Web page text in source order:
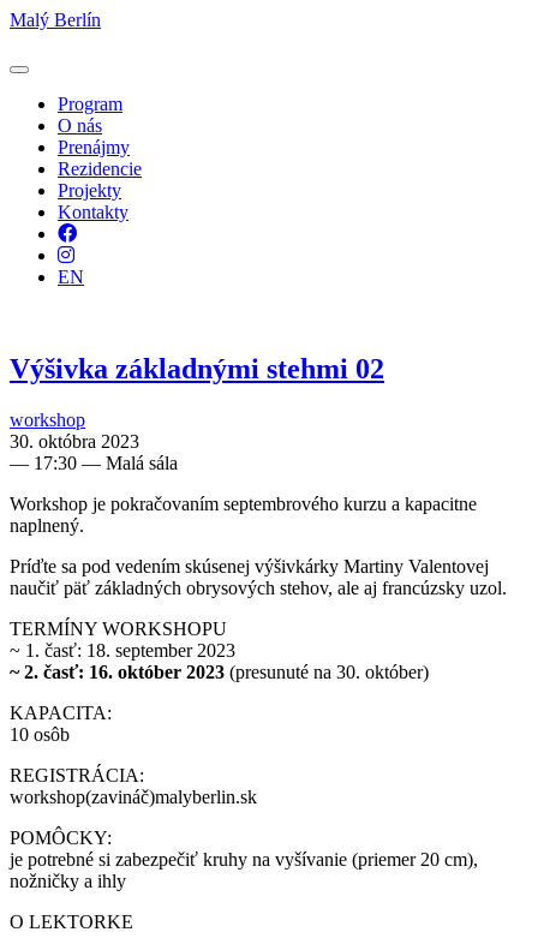
Malý Berlín
Program
O nás
Prenájmy
Rezidencie
Projekty
Kontakty
Facebook
Instagram
EN
Výšivka základnými stehmi 02
workshop
30. októbra 2023
— 17:30 — Malá sála
Workshop je pokračovaním septembrového kurzu a kapacitne
naplnený.
Príďte sa pod vedením skúsenej výšivkárky Martiny Valentovej
naučiť päť základných obrysových stehov, ale aj francúzsky uzol.
TERMÍNY WORKSHOPU
~ 1. časť: 18. september 2023
~ 2. časť: 16. október 2023 (presunuté na 30. október)
KAPACITA:
10 osôb
REGISTRÁCIA:
workshop(zavináč)malyberlin.sk
POMÔCKY:
je potrebné si zabezpečiť kruhy na vyšívanie (priemer 20 cm),
nožničky a ihly
O LEKTORKE